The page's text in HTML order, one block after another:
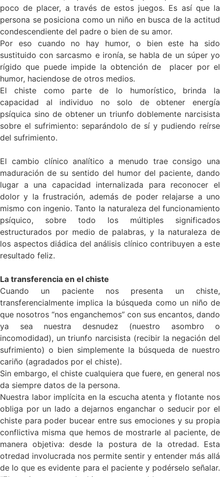
poco de placer, a través de estos juegos. Es así que la
persona se posiciona como un niño en busca de la actitud
condescendiente del padre o bien de su amor.
Por eso cuando no hay humor, o bien este ha sido
sustituido con sarcasmo e ironía, se habla de un súper yo
rígido que puede impide la obtención de placer por el
humor, haciendose de otros medios.
El chiste como parte de lo humorístico, brinda la
capacidad al individuo no solo de obtener energía
psíquica sino de obtener un triunfo doblemente narcisista
sobre el sufrimiento: separándolo de sí y pudiendo reírse
del sufrimiento.
El cambio clínico analítico a menudo trae consigo una
maduración de su sentido del humor del paciente, dando
lugar a una capacidad internalizada para reconocer el
dolor y la frustración, además de poder relajarse a uno
mismo con ingenio. Tanto la naturaleza del funcionamiento
psíquico, sobre todo los múltiples significados
estructurados por medio de palabras, y la naturaleza de
los aspectos diádica del análisis clínico contribuyen a este
resultado feliz.
La transferencia en el chiste
Cuando un paciente nos presenta un chiste,
transferencialmente implica la búsqueda como un niño de
que nosotros “nos enganchemos” con sus encantos, dando
ya sea nuestra desnudez (nuestro asombro o
incomodidad), un triunfo narcisista (recibir la negación del
sufrimiento) o bien simplemente la búsqueda de nuestro
cariño (agradados por el chiste).
Sin embargo, el chiste cualquiera que fuere, en general nos
da siempre datos de la persona.
Nuestra labor implícita en la escucha atenta y flotante nos
obliga por un lado a dejarnos enganchar o seducir por el
chiste para poder bucear entre sus emociones y su propia
conflictiva misma que hemos de mostrarle al paciente, de
manera objetiva: desde la postura de la otredad. Esta
otredad involucrada nos permite sentir y entender más allá
de lo que es evidente para el paciente y podérselo señalar.